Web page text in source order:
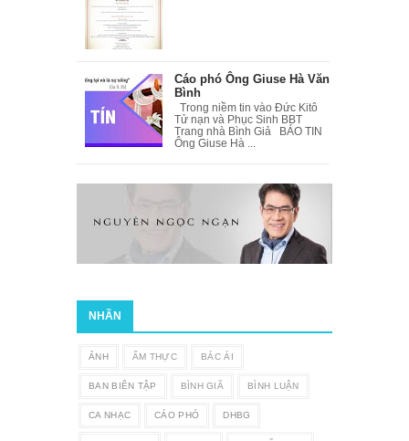
Cáo phó Ông Giuse Hà Văn
Bình
Trong niềm tin vào Đức Kitô
Tử nạn và Phục Sinh BBT
Trang nhà Bình Giả BÁO TIN
Ông Giuse Hà ...
NHÃN
ẢNH ẨM THỰC BÁC ÁI
BAN BIÊN TẬP BÌNH GIÃ BÌNH LUẬN
CA NHẠC CÁO PHÓ DHBG